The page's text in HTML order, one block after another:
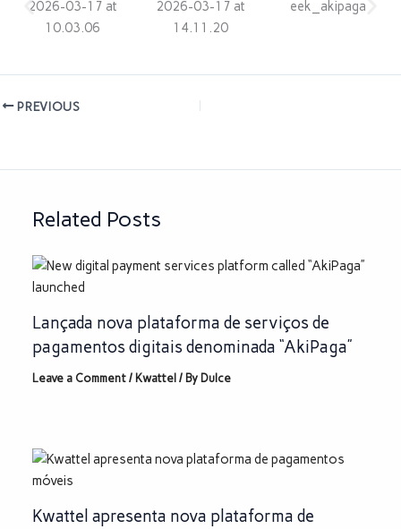
PREVIOUS
Related Posts
Lançada nova plataforma de serviços de
pagamentos digitais denominada “AkiPaga”
Leave a Comment / Kwattel / By Dulce
Kwattel apresenta nova plataforma de